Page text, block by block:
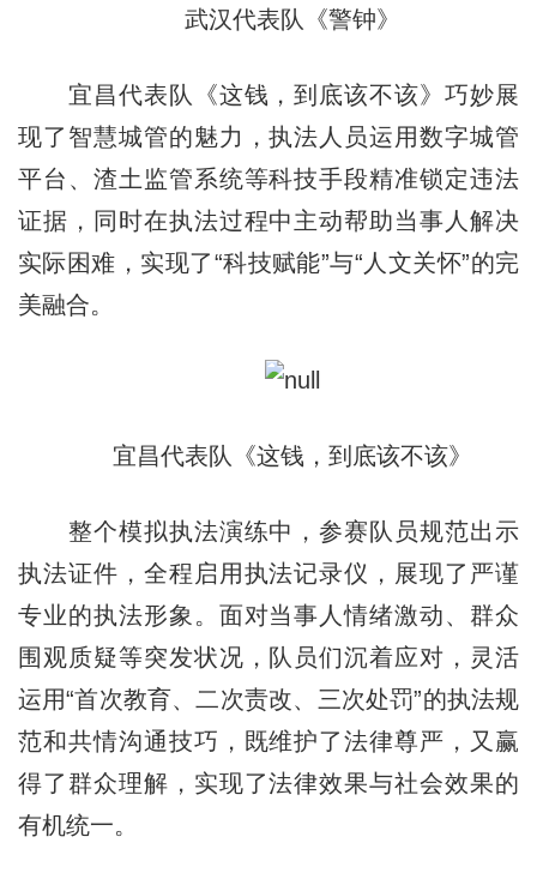
武汉代表队《警钟》
宜昌代表队《这钱，到底该不该》巧妙展
现了智慧城管的魅力，执法人员运用数字城管
平台、渣土监管系统等科技手段精准锁定违法
证据，同时在执法过程中主动帮助当事人解决
实际困难，实现了“科技赋能”与“人文关怀”的完
美融合。
宜昌代表队《这钱，到底该不该》
整个模拟执法演练中，参赛队员规范出示
执法证件，全程启用执法记录仪，展现了严谨
专业的执法形象。面对当事人情绪激动、群众
围观质疑等突发状况，队员们沉着应对，灵活
运用“首次教育、二次责改、三次处罚”的执法规
范和共情沟通技巧，既维护了法律尊严，又赢
得了群众理解，实现了法律效果与社会效果的
有机统一。